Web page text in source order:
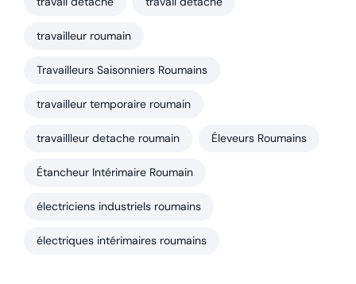
travailleur roumain
Travailleurs Saisonniers Roumains
travailleur temporaire roumain
travaillleur detache roumain Éleveurs Roumains
Étancheur Intérimaire Roumain
électriciens industriels roumains
électriques intérimaires roumains